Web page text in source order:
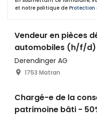
et notre politique de Protection
Vendeur en pièces
automobiles (h/f/d)
romande
Derendinger AG
1753 Matran
Chargé-e de la
patrimoine bâti -